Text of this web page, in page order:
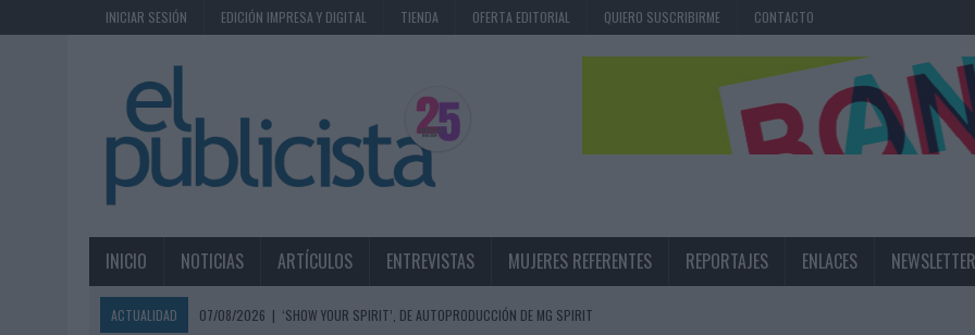
INICIAR SESIÓN EDICIÓN IMPRESA Y DIGITAL TIENDA OFERTA EDITORIAL QUIERO SUSCRIBIRME CONTACTO
INICIO NOTICIAS ARTÍCULOS ENTREVISTAS MUJERES REFERENTES REPORTAJES ENLACES NEWSLETTER
ACTUALIDAD 07/08/2026 | ‘SHOW YOUR SPIRIT’, DE AUTOPRODUCCIÓN DE MG SPIRIT